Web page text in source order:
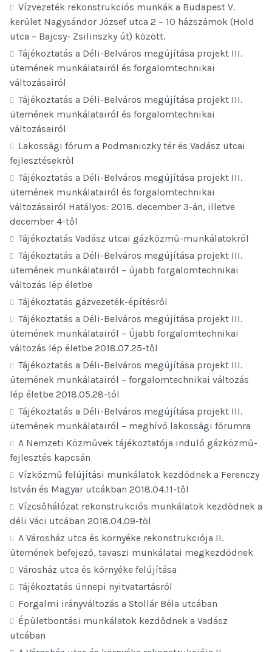
Vízvezeték rekonstrukciós munkák a Budapest V.
kerület Nagysándor József utca 2 – 10 házszámok (Hold
utca – Bajcsy- Zsilinszky út) között.
Tájékoztatás a Déli-Belváros megújítása projekt III.
ütemének munkálatairól és forgalomtechnikai
változásairól
Tájékoztatás a Déli-Belváros megújítása projekt III.
ütemének munkálatairól és forgalomtechnikai
változásairól
Lakossági fórum a Podmaniczky tér és Vadász utcai
fejlesztésekről
Tájékoztatás a Déli-Belváros megújítása projekt III.
ütemének munkálatairól és forgalomtechnikai
változásairól Hatályos: 2018. december 3-án, illetve
december 4-től
Tájékoztatás Vadász utcai gázközmű-munkálatokról
Tájékoztatás a Déli-Belváros megújítása projekt III.
ütemének munkálatairól – újabb forgalomtechnikai
változás lép életbe
Tájékoztatás gázvezeték-építésről
Tájékoztatás a Déli-Belváros megújítása projekt III.
ütemének munkálatairól – Újabb forgalomtechnikai
változás lép életbe 2018.07.25-től
Tájékoztatás a Déli-Belváros megújítása projekt III.
ütemének munkálatairól – forgalomtechnikai változás
lép életbe 2018.05.28-tól
Tájékoztatás a Déli-Belváros megújítása projekt III.
ütemének munkálatairól – meghívó lakossági fórumra
A Nemzeti Közművek tájékoztatója induló gázközmű-
fejlesztés kapcsán
Vízközmű felújítási munkálatok kezdődnek a Ferenczy
István és Magyar utcákban 2018.04.11-től
Vízcsőhálózat rekonstrukciós munkálatok kezdődnek a
déli Váci utcában 2018.04.09-től
A Városház utca és környéke rekonstrukciója II.
ütemének befejező, tavaszi munkálatai megkezdődnek
Városház utca és környéke felújítása
Tájékoztatás ünnepi nyitvatartásról
Forgalmi irányváltozás a Stollár Béla utcában
Épületbontási munkálatok kezdődnek a Vadász
utcában